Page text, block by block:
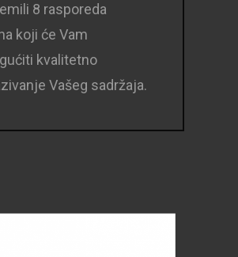
8 rasporeda
koji će Vam
kvalitetno
Vašeg sadržaja.